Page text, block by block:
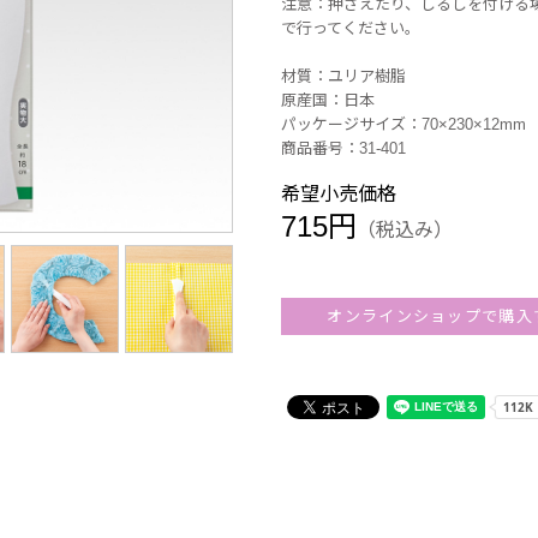
注意：押さえたり、しるしを付け
で行ってください。
材質：ユリア樹脂
原産国：日本
パッケージサイズ：70×230×12mm
商品番号：31-401
希望小売価格
715円 （税込み）
オンラインショップで購入